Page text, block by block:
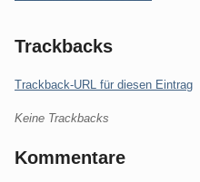
Trackbacks
Trackback-URL für diesen Eintrag
Keine Trackbacks
Kommentare